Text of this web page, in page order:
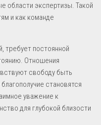
области экспертизы. Такой
и как команде
требует постоянной
Отношения
свободу быть
становятся
уважение к
для глубокой близости